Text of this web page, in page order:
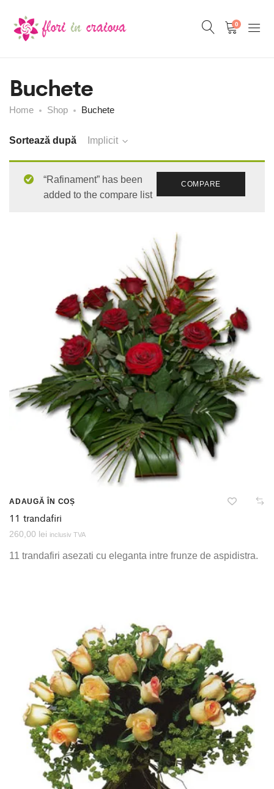
0
Buchete
Home Shop Buchete
Sortează după Implicit
COMPARE
“Rafinament” has been
added to the compare list
ADAUGĂ ÎN COȘ
11 trandafiri
260,00 lei inclusiv TVA
11 trandafiri asezati cu eleganta intre frunze de aspidistra.